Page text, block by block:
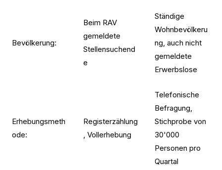
Bevölkerung:
Beim RAV
gemeldete
Stellensuchend
e
Ständige
Wohnbevölkeru
ng, auch nicht
gemeldete
Erwerbslose
Erhebungsmeth
ode:
Registerzählung
, Vollerhebung
Telefonische
Befragung,
Stichprobe von
30'000
Personen pro
Quartal